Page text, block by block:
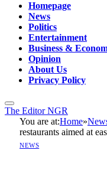
Homepage
News
Politics
Entertainment
Business &
Opinion
About Us
Privacy Policy
The Editor NGR
You are at:Home»
restaurants aimed at
NEWS